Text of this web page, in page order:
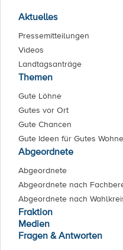
Aktuelles
Pressemitteilungen
Videos
Landtagsanträge
Themen
Gute Löhne
Gutes vor Ort
Gute Chancen
Gute Ideen für Gutes
Abgeordnete
Abgeordnete
Abgeordnete nach
Abgeordnete nach
Fraktion
Medien
Fragen & Antworten